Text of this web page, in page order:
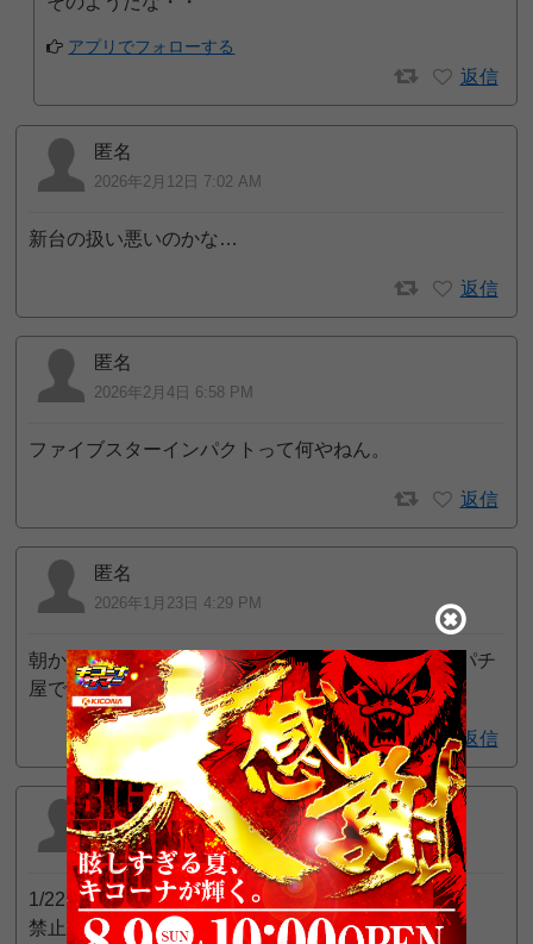
アプリでフォローする
返信
匿名
2026年2月12日 7:02 AM
新台の扱い悪いのかな…
返信
匿名
2026年2月4日 6:58 PM
ファイブスターインパクトって何やねん。
返信
匿名
2026年1月23日 4:29 PM
朝から行って転生2ガラガラやったなぁ、多分他のパチ
屋でももうそろそろガラガラなるやろな
返信
美女
2026年1月23日 10:39 AM
1/22に行ってみました
禁止行為等をアナウンスしていましたが